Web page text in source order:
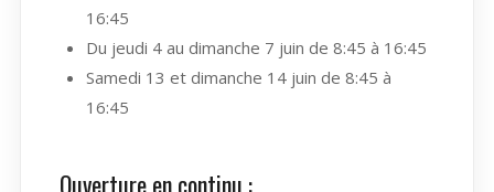
16:45
Du jeudi 4 au dimanche 7 juin de 8:45 à 16:45
Samedi 13 et dimanche 14 juin de 8:45 à
16:45
Ouverture en continu :